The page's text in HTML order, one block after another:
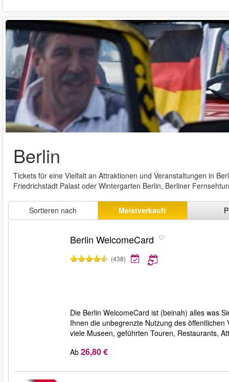
Berlin
Tickets für eine Vielfalt an Attraktionen und Veranstaltungen in
Friedrichstadt Palast oder Wintergarten Berlin, Berliner
Sortieren nach Meistverkauft
Berlin WelcomeCard
(438)
Die Berlin WelcomeCard ist (beinah) alles was
Ihnen die unbegrenzte Nutzung des
viele Museen, geführten Touren, Restaurants,
Ab 26,80 €